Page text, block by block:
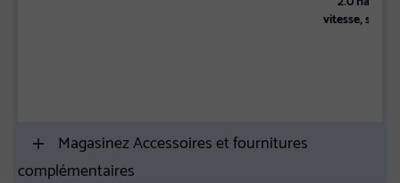
vitesse, sans
Magasinez Accessoires et fournitures
complémentaires